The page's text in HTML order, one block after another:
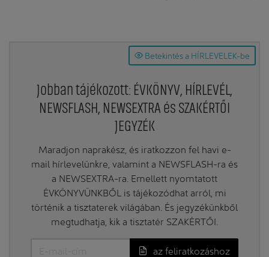
Betekintés a HÍRLEVELEK-be
Jobban tájékozott: ÉVKÖNYV, HÍRLEVÉL,
NEWSFLASH, NEWSEXTRA és SZAKÉRTŐI
JEGYZÉK
Maradjon naprakész, és iratkozzon fel havi e-
mail hírlevelünkre, valamint a NEWSFLASH-ra és
a NEWSEXTRA-ra. Emellett nyomtatott
ÉVKÖNYVÜNKBŐL is tájékozódhat arról, mi
történik a tisztaterek világában. És jegyzékünkből
megtudhatja, kik a tisztatér SZAKÉRTŐI.
az feliratkozáshoz